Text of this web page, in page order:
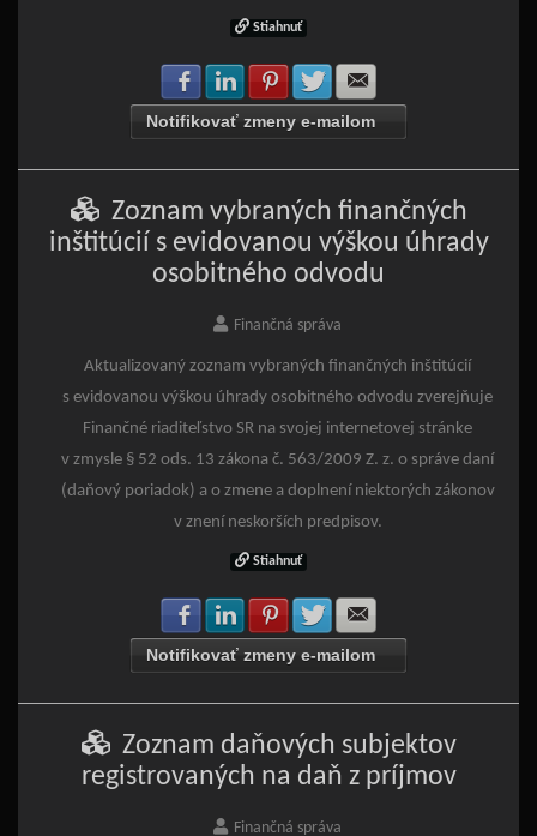
Stiahnuť
Zdielať na Facebook
Zdielať na LinkedIn
Zdielať na Pinterest
Zdielať na Twitter
Notifikovať zmeny e-mailom
Zoznam vybraných finančných
inštitúcií s evidovanou výškou úhrady
osobitného odvodu
Finančná správa
Aktualizovaný zoznam vybraných finančných inštitúcií
s evidovanou výškou úhrady osobitného odvodu zverejňuje
Finančné riaditeľstvo SR na svojej internetovej stránke
v zmysle § 52 ods. 13 zákona č. 563/2009 Z. z. o správe daní
(daňový poriadok) a o zmene a doplnení niektorých zákonov
v znení neskorších predpisov.
Stiahnuť
Zdielať na Facebook
Zdielať na LinkedIn
Zdielať na Pinterest
Zdielať na Twitter
Notifikovať zmeny e-mailom
Zoznam daňových subjektov
registrovaných na daň z príjmov
Finančná správa